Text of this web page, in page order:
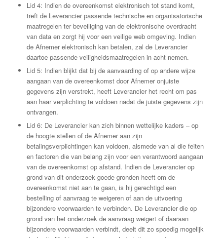
Lid 4: Indien de overeenkomst elektronisch tot stand komt,
treft de Leverancier passende technische en organisatorische
maatregelen ter beveiliging van de elektronische overdracht
van data en zorgt hij voor een veilige web omgeving. Indien
de Afnemer elektronisch kan betalen, zal de Leverancier
daartoe passende veiligheidsmaatregelen in acht nemen.
Lid 5: Indien blijkt dat bij de aanvaarding of op andere wijze
aangaan van de overeenkomst door Afnemer onjuiste
gegevens zijn verstrekt, heeft Leverancier het recht om pas
aan haar verplichting te voldoen nadat de juiste gegevens zijn
ontvangen.
Lid 6: De Leverancier kan zich binnen wettelijke kaders – op
de hoogte stellen of de Afnemer aan zijn
betalingsverplichtingen kan voldoen, alsmede van al die feiten
en factoren die van belang zijn voor een verantwoord aangaan
van de overeenkomst op afstand. Indien de Leverancier op
grond van dit onderzoek goede gronden heeft om de
overeenkomst niet aan te gaan, is hij gerechtigd een
bestelling of aanvraag te weigeren of aan de uitvoering
bijzondere voorwaarden te verbinden. De Leverancier die op
grond van het onderzoek de aanvraag weigert of daaraan
bijzondere voorwaarden verbindt, deelt dit zo spoedig mogelijk